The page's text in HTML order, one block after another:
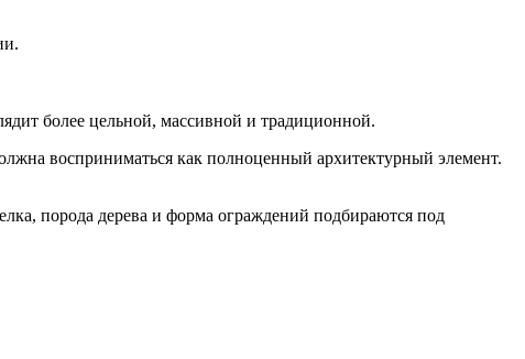
более цельной, массивной и традиционной.
восприниматься как полноценный архитектурный элемент.
порода дерева и форма ограждений подбираются под